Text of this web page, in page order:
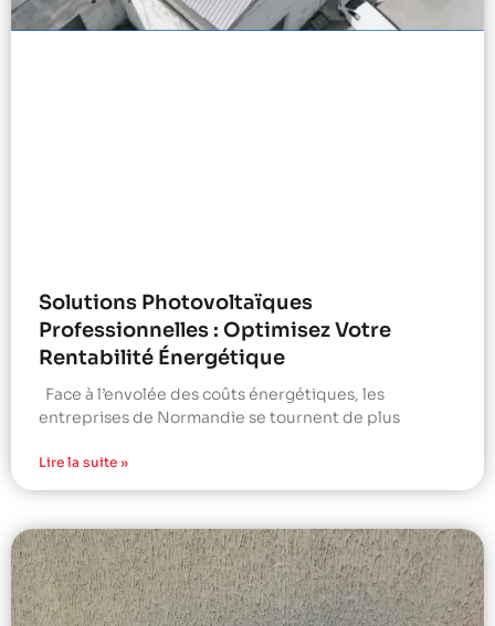
Solutions Photovoltaïques
Professionnelles : Optimisez Votre
Rentabilité Énergétique
Face à l’envolée des coûts énergétiques, les
entreprises de Normandie se tournent de plus
Lire la suite »